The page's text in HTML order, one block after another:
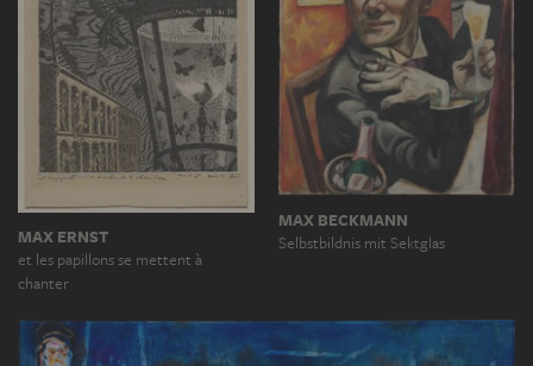
MAX ERNST
et les papillons se mettent à
chanter
MAX BECKMANN
Selbstbildnis mit Sektglas